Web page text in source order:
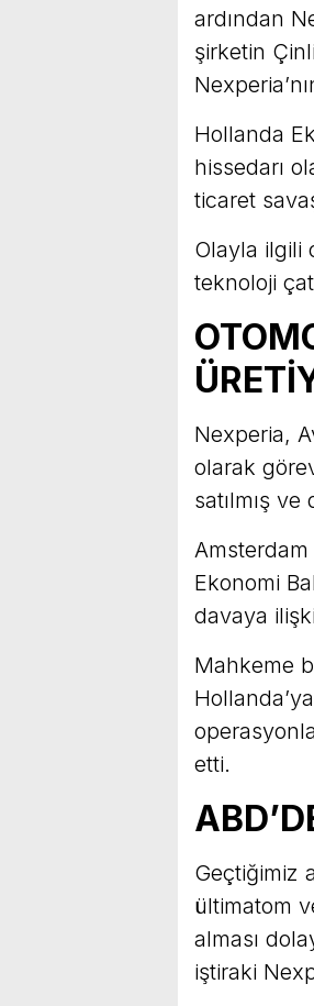
ardından
şirketin
Hollanda
hissedarı
ticaret
Olayla ilgili
teknoloji
Nexperia,
olarak
satılmış
Ekonomi
davaya
Mahkeme
etti.
Geçtiğimiz
ültimatom
alması
iştiraki